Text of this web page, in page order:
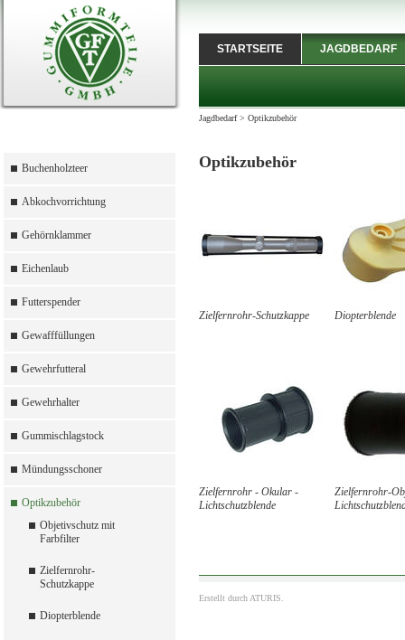
Buchenholzteer
Abkochvorrichtung
Gehörnklammer
Eichenlaub
Futterspender
Gewafffüllungen
Gewehrfutteral
Gewehrhalter
Gummischlagstock
Mündungsschoner
Optikzubehör
Objetivschutz mit
Farbfilter
Zielfernrohr-
Schutzkappe
Diopterblende
STARTSEITE JAGDBEDARF
Jagdbedarf> Optikzubehör
Optikzubehör
Zielfernrohr-Schutzkappe Diopterblende
Zielfernrohr - Okular -
Lichtschutzblende
Zielfernrohr-
Erstellt durch ATURIS.